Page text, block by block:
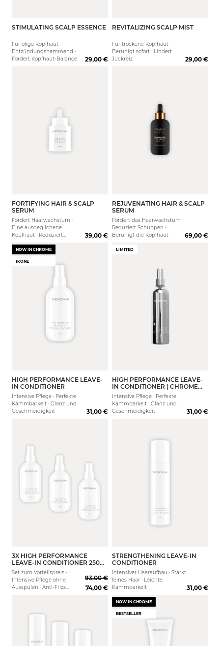
STIMULATING SCALP ESSENCE
Für ölige Kopfhaut ·
Entzündungshemmend ·
Fördert Kopfhaut-Balance
29,00 €
REVITALIZING SCALP MIST
Für trockene Kopfhaut ·
Beruhigt sofort · Lindert
Juckreiz
29,00 €
30 ml
FORTIFYING HAIR & SCALP
SERUM
Fördert Haarwachstum ·
Eine ausgeglichene
Kopfhaut · Reduziert
39,00 €
50 ml
REJUVENATING HAIR & SCALP
SERUM
Fördert das Haarwachstum ·
Reduziert Schuppen ·
Beruhigt die Kopfhaut
69,00 €
NOW IN CHROME
IKONE
250 ml
HIGH PERFORMANCE LEAVE-
IN CONDITIONER
Intensive Pflege · Perfekte
Kämmbarkeit · Glanz und
Geschmeidigkeit
31,00 €
LIMITED
HIGH PERFORMANCE LEAVE-
IN CONDITIONER | CHROME
COLLECTION
Intensive Pflege · Perfekte
Kämmbarkeit · Glanz und
Geschmeidigkeit
31,00 €
3X HIGH PERFORMANCE
LEAVE-IN CONDITIONER 250
ML
Set zum Vorteilspreis ·
Intensive Pflege ohne
Ausspülen · Anti-Frizz
93,00 €
74,00 €
80 ml 200 ml
STRENGTHENING LEAVE-IN
CONDITIONER
Intensiver Haaraufbau · Stärkt
feines Haar · Leichte
Kämmbarkeit
31,00 €
NOW IN CHROME
BESTSELLER